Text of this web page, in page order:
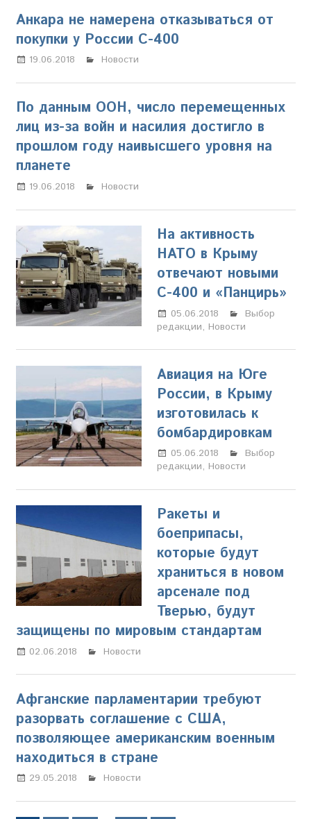
Анкара не намерена отказываться от
покупки у России С-400
19.06.2018 Олег Владыкин
Новости
По данным ООН, число перемещенных
лиц из-за войн и насилия достигло в
прошлом году наивысшего уровня на
планете
19.06.2018 Олег Владыкин
Новости
На активность
НАТО в Крыму
отвечают новыми
С-400 и «Панцирь»
05.06.2018
Олег
Владыкин
Выбор
редакции, Новости
Авиация на Юге
России, в Крыму
изготовилась к
бомбардировкам
05.06.2018
Олег
Владыкин
Выбор
редакции, Новости
Ракеты и
боеприпасы,
которые будут
храниться в новом
арсенале под
Тверью, будут
защищены по мировым стандартам
02.06.2018 Олег Владыкин
Новости
Афганские парламентарии требуют
разорвать соглашение с США,
позволяющее американским военным
находиться в стране
29.05.2018 Олег Владыкин
Новости